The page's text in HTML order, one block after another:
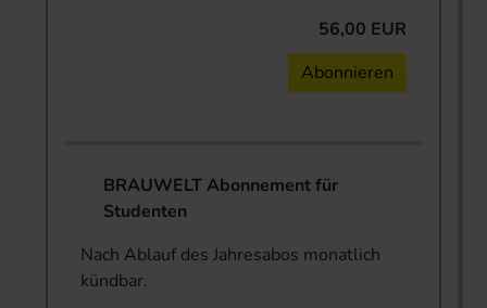
56,00 EUR
Abonnieren
BRAUWELT Abonnement für
Studenten
Nach Ablauf des Jahresabos monatlich
kündbar.